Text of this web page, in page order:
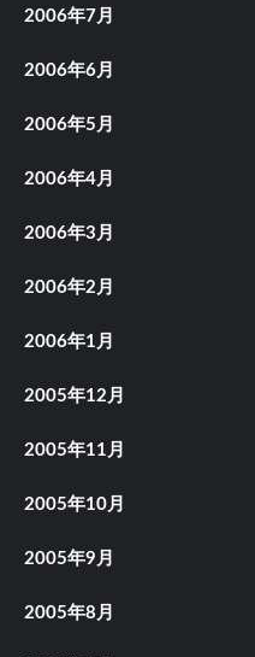
2006年7月
2006年6月
2006年5月
2006年4月
2006年3月
2006年2月
2006年1月
2005年12月
2005年11月
2005年10月
2005年9月
2005年8月